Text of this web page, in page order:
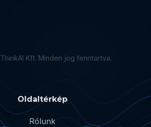
ThinkAI Kft. Minden jog fenntartva.
Oldaltérkép
Rólunk